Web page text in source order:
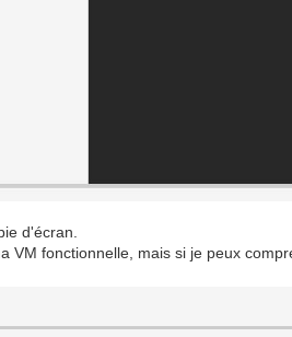
d'écran.
VM fonctionnelle, mais si je peux